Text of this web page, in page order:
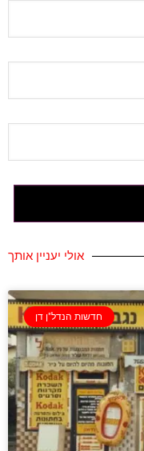
אולי יעניין אותך
חדשות הנדל"ן דן